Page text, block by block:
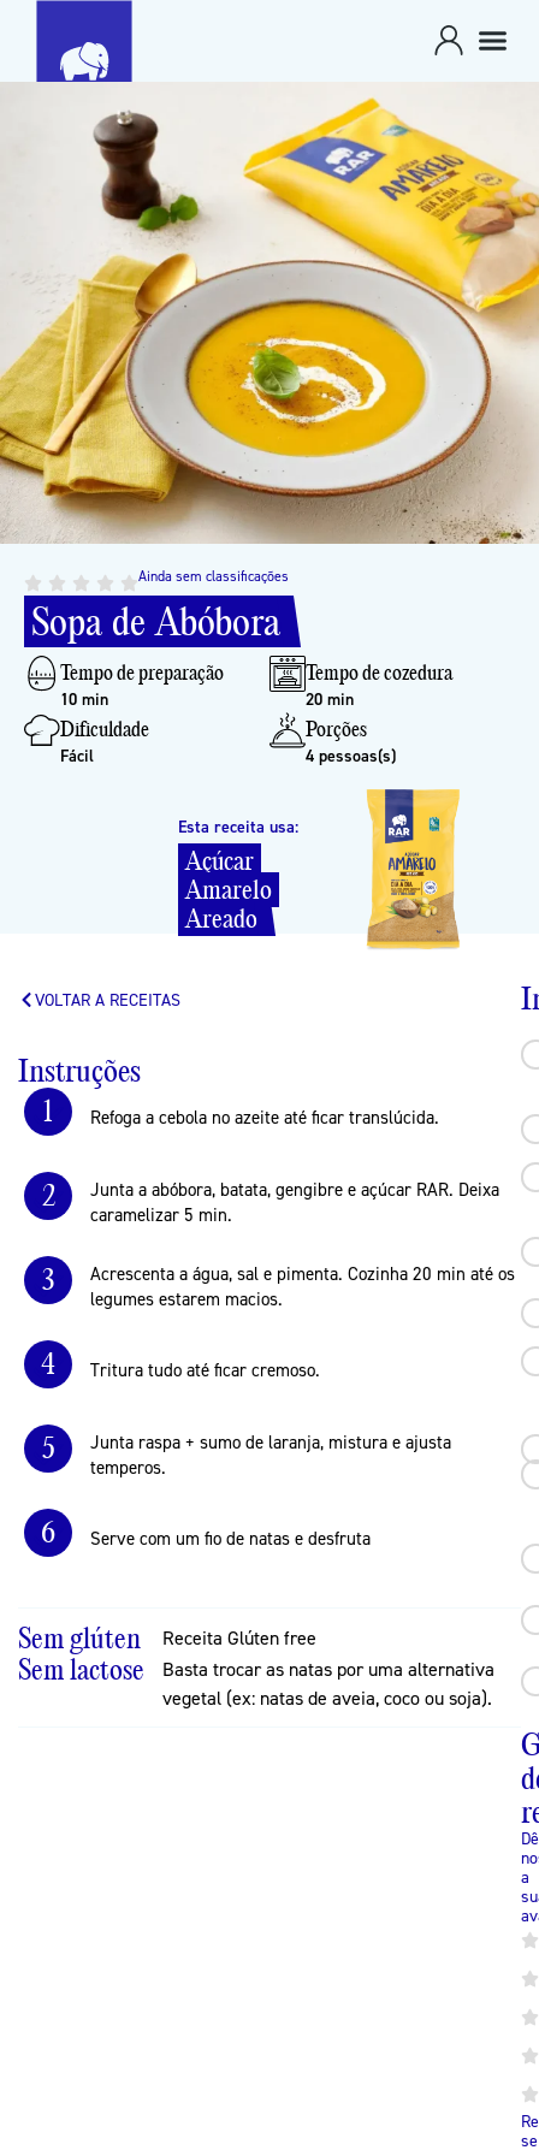
Ainda sem classificações
Sopa de Abóbora
Tempo de preparação
10 min
Tempo de cozedura
20 min
Dificuldade
Fácil
Porções
4 pessoas(s)
Esta receita usa:
Açúcar
Amarelo
Areado
VOLTAR A RECEITAS
Instruções
1 Refoga a cebola no azeite até ficar translúcida.
2
Junta a abóbora, batata, gengibre e açúcar RAR. Deixa
caramelizar 5 min.
3
Acrescenta a água, sal e pimenta. Cozinha 20 min até os
legumes estarem macios.
4 Tritura tudo até ficar cremoso.
5
Junta raspa + sumo de laranja, mistura e ajusta
temperos.
6 Serve com um fio de natas e desfruta
Sem glúten Receita Glúten free
Sem lactose
Basta trocar as natas por uma alternativa
vegetal (ex: natas de aveia, coco ou soja).
a
se